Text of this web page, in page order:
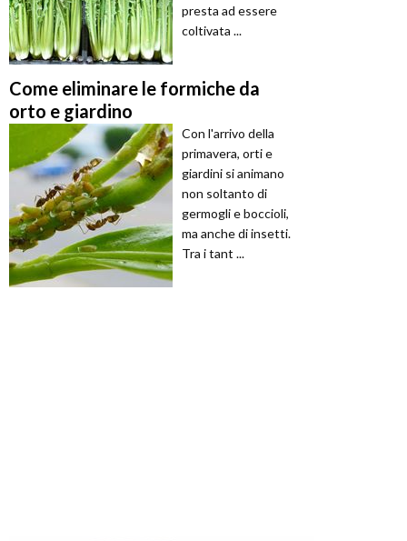
presta ad essere
coltivata ...
Come eliminare le formiche da
orto e giardino
Con l'arrivo della
primavera, orti e
giardini si animano
non soltanto di
germogli e boccioli,
ma anche di insetti.
Tra i tant ...